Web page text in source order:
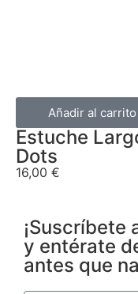
Añadir al carrito
Estuche
Dots
16,00 €
¡Suscríbete
y entérate
antes que